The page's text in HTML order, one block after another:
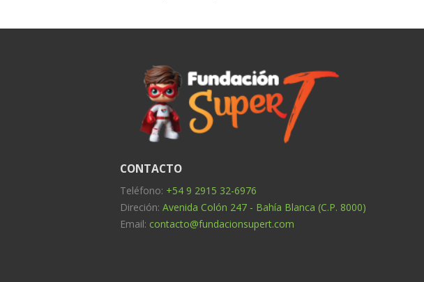
CONTACTO
Teléfono: +54 9 2915 32-6976
Direción: Avenida Colón 247 - Bahía Blanca (C.P. 8000)
Email: contacto@fundacionsupert.com